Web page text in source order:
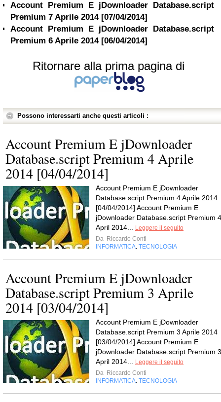
Account Premium E jDownloader Database.script
Premium 7 Aprile 2014 [07/04/2014]
Account Premium E jDownloader Database.script
Premium 6 Aprile 2014 [06/04/2014]
Ritornare alla prima pagina di
Possono interessarti anche questi articoli :
Account Premium E jDownloader
Database.script Premium 4 Aprile
2014 [04/04/2014]
Account Premium E jDownloader
Database.script Premium 4 Aprile 2014
[04/04/2014] Account Premium E
jDownloader Database.script Premium 4
April 2014... Leggere il seguito
Da Riccardo Conti
INFORMATICA, TECNOLOGIA
Account Premium E jDownloader
Database.script Premium 3 Aprile
2014 [03/04/2014]
Account Premium E jDownloader
Database.script Premium 3 Aprile 2014
[03/04/2014] Account Premium E
jDownloader Database.script Premium 3
April 2014... Leggere il seguito
Da Riccardo Conti
INFORMATICA, TECNOLOGIA